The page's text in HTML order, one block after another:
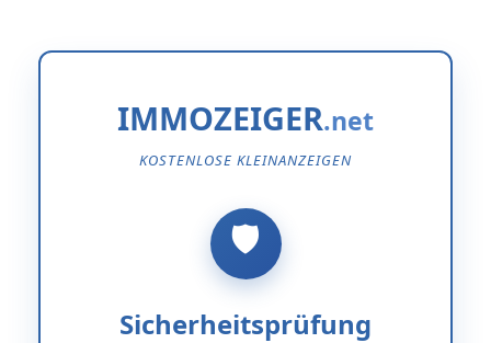
IMMOZEIGER
KOSTENLOSE KLEINANZEIGEN
Sicherheitsprüfung